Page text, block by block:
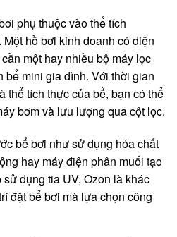
phụ thuộc vào thể tích
hồ bơi kinh doanh có diện
một hay nhiều bộ máy lọc
bể mini gia đình. Với thời gian
thể tích thực của bể, bạn có thể
bơm và lưu lượng qua cột lọc.
bể bơi như sử dụng hóa chất
hay máy điện phân muối tạo
dụng tia UV, Ozon là khác
đặt bể bơi mà lựa chọn công